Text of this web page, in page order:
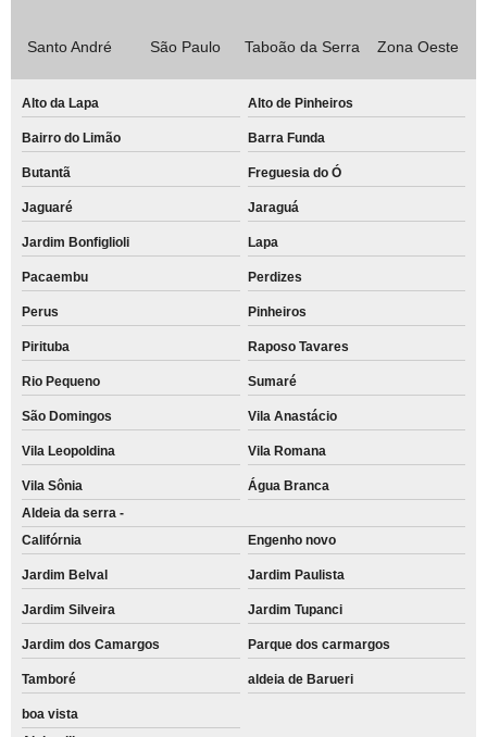
Santo André São Paulo Taboão da Serra Zona Oeste
Alto da Lapa Alto de Pinheiros
Bairro do Limão Barra Funda
Butantã Freguesia do Ó
Jaguaré Jaraguá
Jardim Bonfiglioli Lapa
Pacaembu Perdizes
Perus Pinheiros
Pirituba Raposo Tavares
Rio Pequeno Sumaré
São Domingos Vila Anastácio
Vila Leopoldina Vila Romana
Vila Sônia
Água Branca
Aldeia da serra -
Califórnia
Engenho novo
Jardim Belval Jardim Paulista
Jardim Silveira Jardim Tupanci
Jardim dos Camargos Parque dos carmargos
Tamboré aldeia de Barueri
boa vista